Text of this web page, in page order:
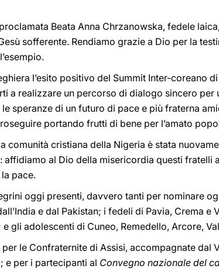
Beata Anna Chrzanowska, fedele
sofferente. Rendiamo grazie a Dio per la
l’esito positivo del Summit Inter-coreano
a realizzare un percorso di dialogo sincero
speranze di un futuro di pace e più fraterna
portando frutti di bene per l’amato
comunità cristiana della Nigeria è stata
affidiamo al Dio della misericordia questi fratelli
pace.
oggi presenti, davvero tanti per nominare
e dal Pakistan; i fedeli di Pavia, Crema
gli adolescenti di Cuneo, Remedello, Arcore,
le Confraternite di Assisi, accompagnate dal
e per i partecipanti al Convegno nazionale del